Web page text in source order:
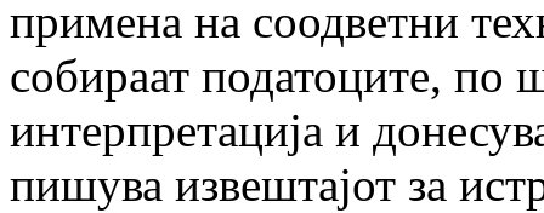
примена на соодветни
собираат податоците, по
интерпретација и
пишува извештајот за